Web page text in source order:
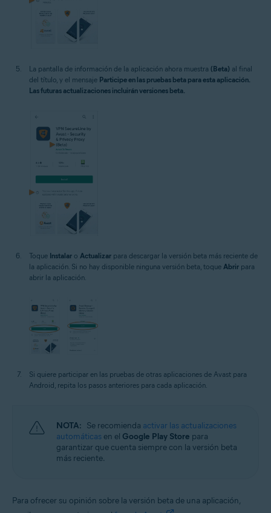
La pantalla de información de la aplicación ahora muestra (Beta) al final
del título, y el mensaje Participe en las pruebas beta para esta aplicación.
Las futuras actualizaciones incluirán versiones beta.
Toque Instalar o Actualizar para descargar la versión beta más reciente de
la aplicación. Si no hay disponible ninguna versión beta, toque Abrir para
abrir la aplicación.
Si quiere participar en las pruebas de otras aplicaciones de Avast para
Android, repita los pasos anteriores para cada aplicación.
NOTA: Se recomienda activar las actualizaciones
automáticas en el Google Play Store para
garantizar que cuenta siempre con la versión beta
más reciente.
Para ofrecer su opinión sobre la versión beta de una aplicación,